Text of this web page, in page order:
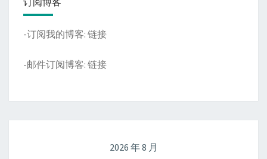
-订阅我的博客: 链接
-邮件订阅博客: 链接
2026 年 8 月